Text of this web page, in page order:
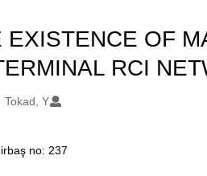
EXISTENCE OF
RCI
Tokad, Y
no: 237